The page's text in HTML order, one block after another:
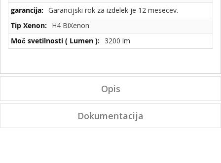
Garancijski rok za izdelek je 12 mesecev.
H4 BiXenon
3200 lm
Opis
Dokumentacija